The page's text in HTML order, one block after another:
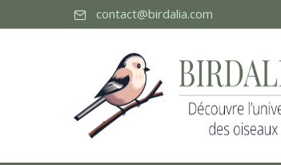
contact@birdalia.com